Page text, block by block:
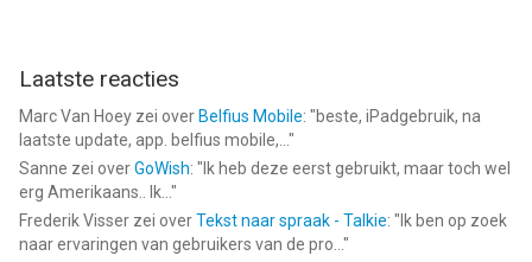
Laatste reacties
Marc Van Hoey zei over Belfius Mobile: "beste, iPadgebruik, na
laatste update, app. belfius mobile,... "
Sanne zei overGoWish: " Ik heb deze eerst gebruikt, maar toch wel
erg Amerikaans.. Ik... "
Frederik Visser zei overTekst naar spraak - Talkie: " Ik ben op zoek
naar ervaringen van gebruikers van de pro... "